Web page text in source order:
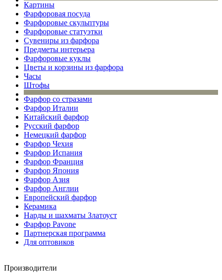
Картины
Фарфоровая посуда
Фарфоровые скульптуры
Фарфоровые статуэтки
Сувениры из фарфора
Предметы интерьера
Фарфоровые куклы
Цветы и корзины из фарфора
Часы
Штофы
Фарфор со стразами
Фарфор Италии
Китайский фарфор
Русский фарфор
Немецкий фарфор
Фарфор Чехия
Фарфор Испания
Фарфор Франция
Фарфор Япония
Фарфор Азия
Фарфор Англии
Европейский фарфор
Керамика
Нарды и шахматы Златоуст
Фарфор Pavone
Партнерская программа
Для оптовиков
Производители